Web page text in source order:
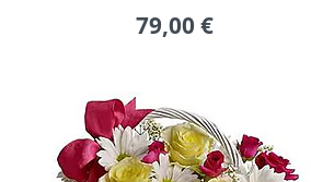
79,00 €